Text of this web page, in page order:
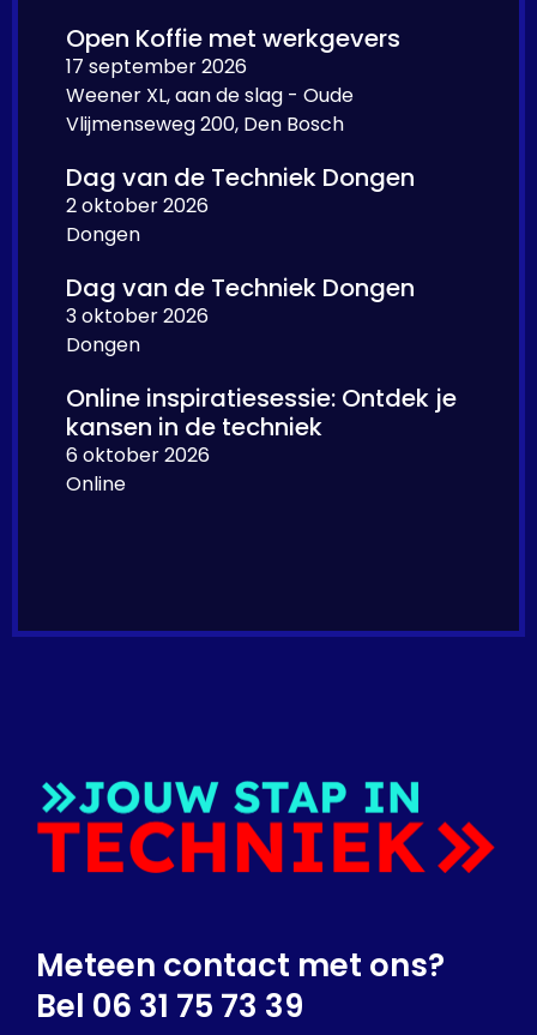
Open Koffie met werkgevers
17 september 2026
Weener XL, aan de slag - Oude
Vlijmenseweg 200, Den Bosch
Dag van de Techniek Dongen
2 oktober 2026
Dongen
Dag van de Techniek Dongen
3 oktober 2026
Dongen
Online inspiratiesessie: Ontdek je
kansen in de techniek
6 oktober 2026
Online
Meteen contact met ons?
Bel 06 31 75 73 39